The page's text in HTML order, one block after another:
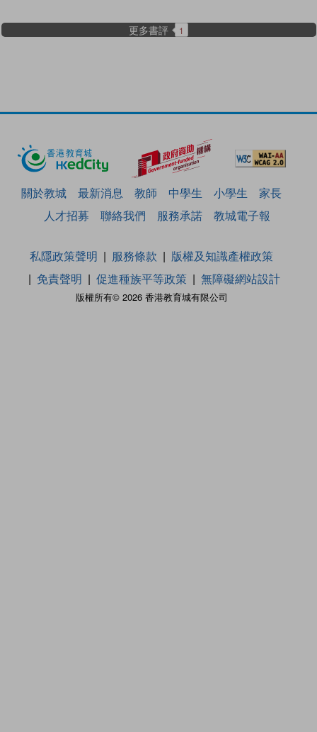
更多書評 1
關於教城 最新消息 教師 中學生 小學生
家長
人才招募
聯絡我們 服務承諾 教城電子報
版權所有© 2026 香港教育城有限公司
私隱政策聲明 服務條款
版權及知識產權政策
免責聲明
促進種族平等政策 無障礙網站設計